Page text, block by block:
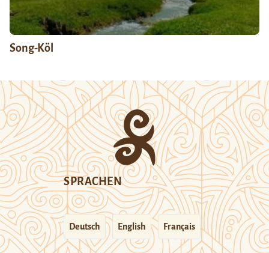
Song-Köl
SPRACHEN
Deutsch English Français